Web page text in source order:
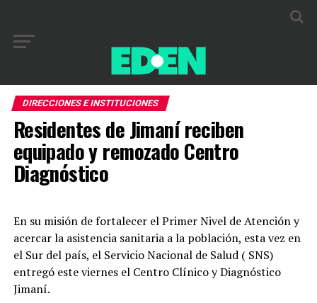
DIRECCIONES E INSTITUCIONES
Residentes de Jimaní reciben
equipado y remozado Centro
Diagnóstico
En su misión de fortalecer el Primer Nivel de Atención y
acercar la asistencia sanitaria a la población, esta vez en
el Sur del país, el Servicio Nacional de Salud ( SNS)
entregó este viernes el Centro Clínico y Diagnóstico
Jimaní.